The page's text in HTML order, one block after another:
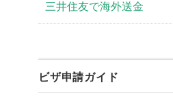
三井住友で海外送金
ビザ申請ガイド